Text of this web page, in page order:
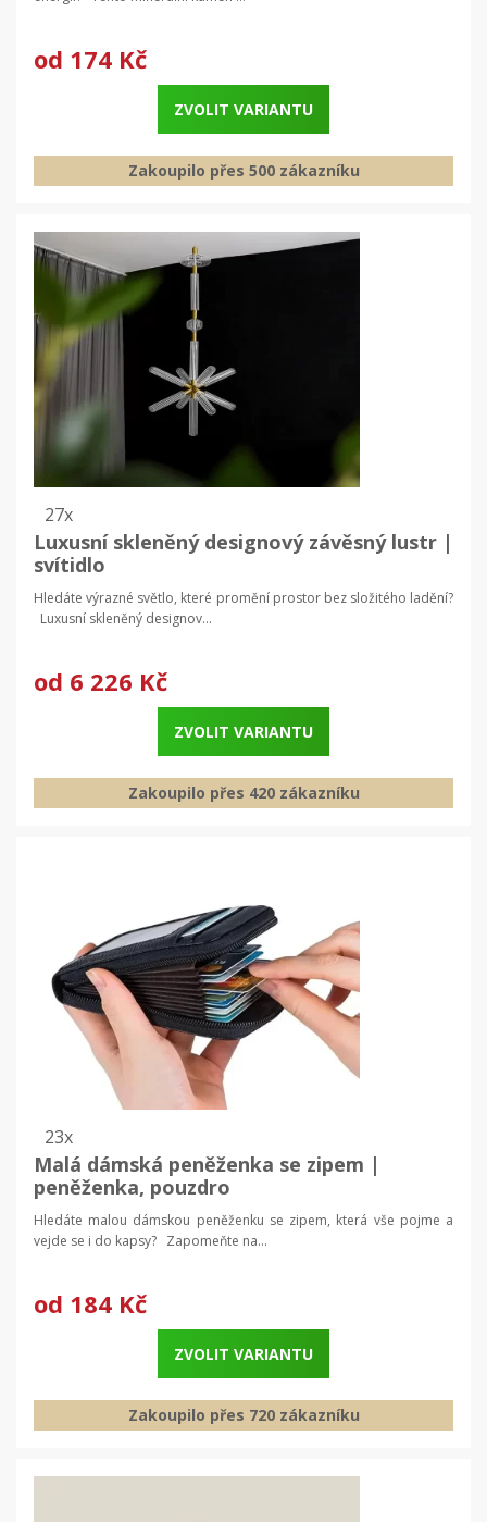
od 174 Kč
ZVOLIT VARIANTU
Zakoupilo přes 500 zákazníku
27x
Luxusní skleněný designový závěsný lustr |
svítidlo
Hledáte výrazné světlo, které promění prostor bez složitého ladění?
Luxusní skleněný designov...
od 6 226 Kč
ZVOLIT VARIANTU
Zakoupilo přes 420 zákazníku
23x
Malá dámská peněženka se zipem |
peněženka, pouzdro
Hledáte malou dámskou peněženku se zipem, která vše pojme a
vejde se i do kapsy? Zapomeňte na...
od 184 Kč
ZVOLIT VARIANTU
Zakoupilo přes 720 zákazníku